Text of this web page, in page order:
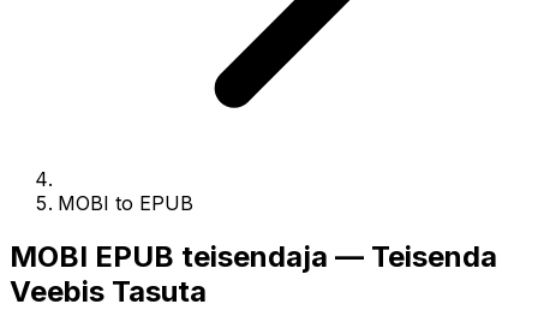
MOBI to EPUB
MOBI EPUB teisendaja — Teisenda
Veebis Tasuta